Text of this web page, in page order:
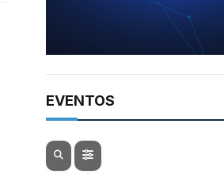
EVENTOS